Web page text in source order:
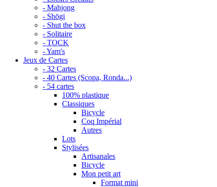
- Mahjong
- Shōgi
- Shut the box
- Solitaire
- TOCK
- Yam's
Jeux de Cartes
- 32 Cartes
- 40 Cartes (Scopa, Ronda...)
- 54 cartes
100% plastique
Classiques
Bicycle
Coq Impérial
Autres
Lots
Stylisées
Artisanales
Bicycle
Mon petit art
Format mini